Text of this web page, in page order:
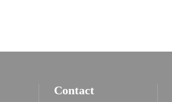
Contact